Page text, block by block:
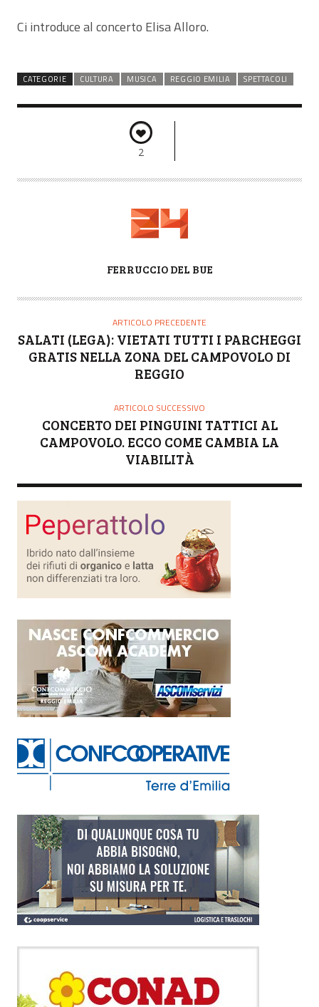
Ci introduce al concerto Elisa Alloro.
CATEGORIE CULTURA MUSICA REGGIO EMILIA SPETTACOLI
2
T
R
FERRUCCIO DEL BUE
ARTICOLO PRECEDENTE
SALATI (LEGA): VIETATI TUTTI I PARCHEGGI
GRATIS NELLA ZONA DEL CAMPOVOLO DI
REGGIO
ARTICOLO SUCCESSIVO
CONCERTO DEI PINGUINI TATTICI AL
CAMPOVOLO. ECCO COME CAMBIA LA
VIABILITÀ